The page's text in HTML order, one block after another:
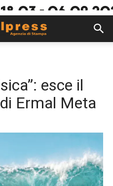
esce il
Ermal Meta